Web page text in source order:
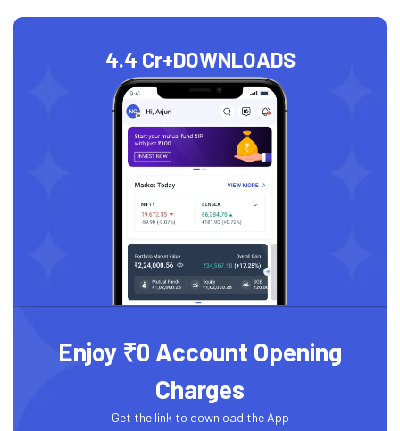
4.4 Cr+DOWNLOADS
Enjoy ₹0 Account Opening
Charges
Get the link to download the App